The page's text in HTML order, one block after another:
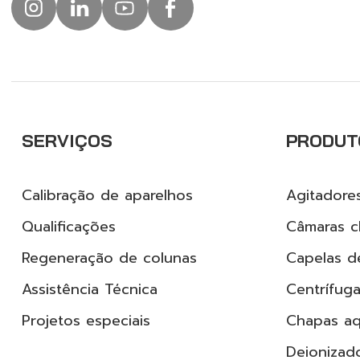
SERVIÇOS
Calibração de aparelhos
Qualificações
Regeneração de colunas
Assistência Técnica
Projetos especiais
Câmaras
Capelas
Chapas